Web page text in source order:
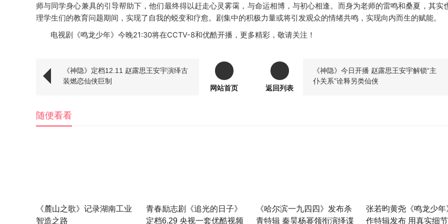
师与同学身心兼具的引导帮助下，他们最终得以赶走心灵雾霭，与命运相博，与初心相逢。而身为老师的雷鸣和桑夏，其实
理学生们的教育问题期间，实现了自我的蜕变和疗愈。剧集中的积极力量或将引发观众的情绪共鸣，实现向内而生的赋能。
电视剧《鸣龙少年》今晚21:30将在CCTV-8和优酷开播，更多精彩，敬请关注！
《神隐》定档12.11 赵露思王安宇演绎古
装燃恋仙侠巨制
《神隐》今日开播 赵露思王安宇解锁“主
仆关系”诠释另类仙侠
网站首页
返回列表
随便看看
《麓山之歌》记录湖南工业
智造之路
青春励志剧《追光的日子》
定档6.29 央视一套优酷视频
《哈尔滨一九四四》发布杀
青特辑 秦昊杨幂领衔演绎谍
张若昀黄尧《鸣龙少年
作特辑发布 用真实细